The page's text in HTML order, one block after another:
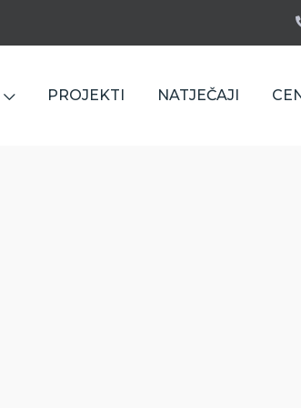
PROJEKTI NATJEČAJI